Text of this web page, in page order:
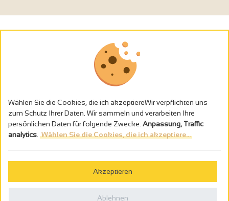
Alkoholmissbrauch ist gefährlich für die Gesundheit - trinken Sie in
Politique de confidentialité
Wählen Sie die Cookies, die ich akzeptiereWir verpflichten uns
zum Schutz Ihrer Daten. Wir sammeln und verarbeiten Ihre
persönlichen Daten für folgende Zwecke: Anpassung, Traffic
analytics Wählen Sie die Cookies, die ich akzeptiere...
Akzeptieren
Ablehnen